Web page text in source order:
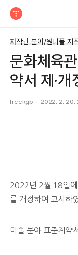
저작권 분야/원더풀 저
문화체육
약서 제·개
freekgb 2022. 2. 20.
2022년 2월 18일에
를 개정하여 고시하
미술 분야 표준계약